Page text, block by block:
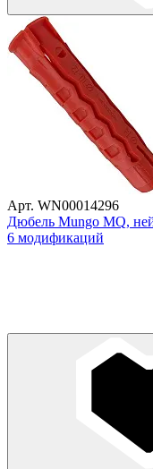
Арт. WN00014296
Дюбель Mungo MQ,
6 модификаций